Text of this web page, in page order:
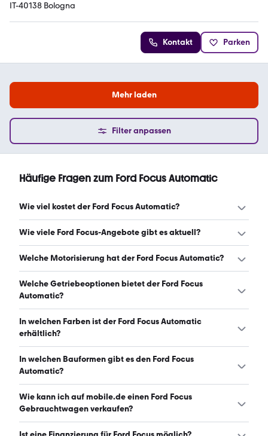
IT-40138 Bologna
Kontakt Parken
Mehr laden
Filter anpassen
Häufige Fragen zum Ford Focus Automatic
Wie viel kostet der Ford Focus Automatic?
Ein guter Preis für einen Ford Focus Automatic liegt
Wie viele Ford Focus-Angebote gibt es aktuell?
Es gibt insgesamt 182 Ford Focus bei mobile.de, davon
Welche Motorisierung hat der Ford Focus Automatic?
Der Ford Focus Automatic hat Leistungen zwischen 120
und 150 PS. (Stand: 7.8.2026)
Welche Getriebeoptionen bietet der Ford Focus
Automatic?
Der Ford Focus Automatic ist mit automatischem,
manuellem und halbautomatischem Getriebe erhältlich.
In welchen Farben ist der Ford Focus Automatic
erhältlich?
Den Ford Focus Automatic gibt es in folgenden Farben:
grau, blau, schwarz, weiß, silber, grün, rot, beige und
In welchen Bauformen gibt es den Ford Focus
Automatic?
Den Ford Focus Automatic gibt es in folgenden
Bauformen: Kombi und Limousine. (Stand: 7.8.2026)
Wie kann ich auf mobile.de einen Ford Focus
Gebrauchtwagen verkaufen?
Alle Informationen zum Verkauf an mobile.de-